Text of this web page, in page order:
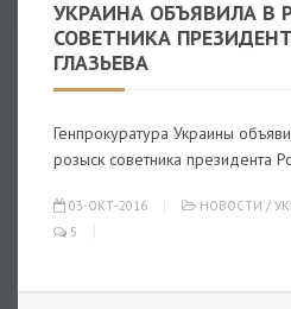
УКРАИНА ОБЪЯВИЛА В
СОВЕТНИКА
ГЛАЗЬЕВА
Генпрокуратура Украины
розыск советника президента
03-ОКТ-2016 НОВОСТИ /
5